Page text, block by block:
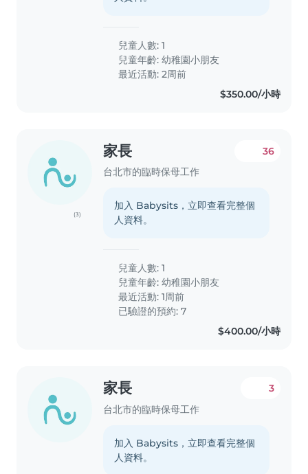
兒童人數: 1
兒童年齡:幼稚園小朋友
最近活動: 2周前
$350.00/小時
(3)
家長
台北市的臨時保母工作
36
加入 Babysits，立即查看完整個
人資料。
兒童人數: 1
兒童年齡:幼稚園小朋友
最近活動: 1周前
已驗證的預約: 7
$400.00/小時
家長
台北市的臨時保母工作
3
加入 Babysits，立即查看完整個
人資料。